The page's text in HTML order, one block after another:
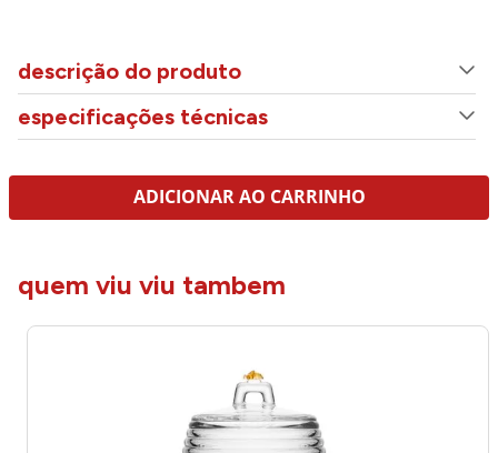
descrição do produto
especificações técnicas
ADICIONAR AO CARRINHO
quem viu viu tambem